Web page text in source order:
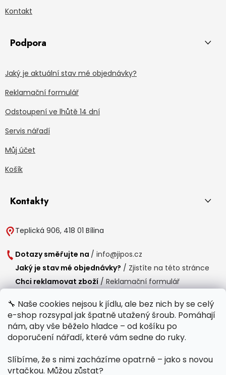
🔧 Naše cookies nejsou k jídlu, ale bez nich by se celý
e-shop rozsypal jak špatně utažený šroub. Pomáhají
nám, aby vše běželo hladce – od košíku po
doporučení nářadí, které vám sedne do ruky.
Slíbíme, že s nimi zacházíme opatrně – jako s novou
vrtačkou. Můžou zůstat?
Kontakt
Podpora
Jaký je aktuální stav mé objednávky?
Reklamační formulář
Odstoupení ve lhůtě 14 dní
Servis nářadí
Můj účet
Košík
Kontakty
Teplická 906, 418 01 Bílina
Dotazy směřujte na / info@jipos.cz
Jaký je stav mé objednávky? / Zjistíte na této stránce
Chci reklamovat zboží / Reklamační formulář
Provozní doba
Po-Čt /
8:00 - 15:00
Polední přestávka /11:00 - 11:30